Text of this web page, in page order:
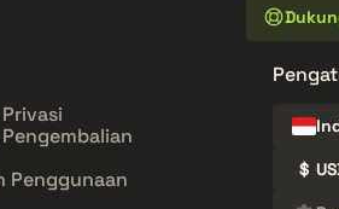
Penggunaan
$